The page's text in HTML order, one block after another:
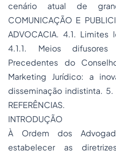
cenário atual de
COMUNICAÇÃO E
ADVOCACIA. 4.1.
4.1.1. Meios
Precedentes do
Marketing Jurídico: a
disseminação indistinta. 5.
REFERÊNCIAS.
INTRODUÇÃO
À Ordem dos
estabelecer as